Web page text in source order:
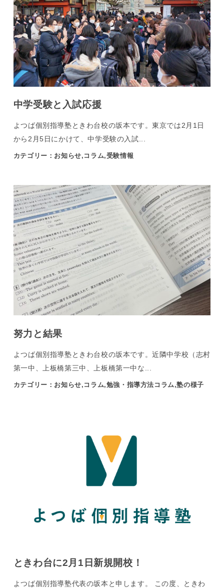
中学受験と入試応援
よつば個別指導塾ときわ台校の坂本です。東京では2月1日
から2月5日にかけて、中学受験の入試...
カテゴリー：お知らせ,コラム,受験情報
努力と結果
よつば個別指導塾ときわ台校の坂本です。近隣中学校（志村
第一中、上板橋第三中、上板橋第一中な...
カテゴリー：お知らせ,コラム,勉強・指導方法コラム,塾の様子
ときわ台に2月1日新規開校！
よつば個別指導塾代表の坂本と申します。 この度、ときわ